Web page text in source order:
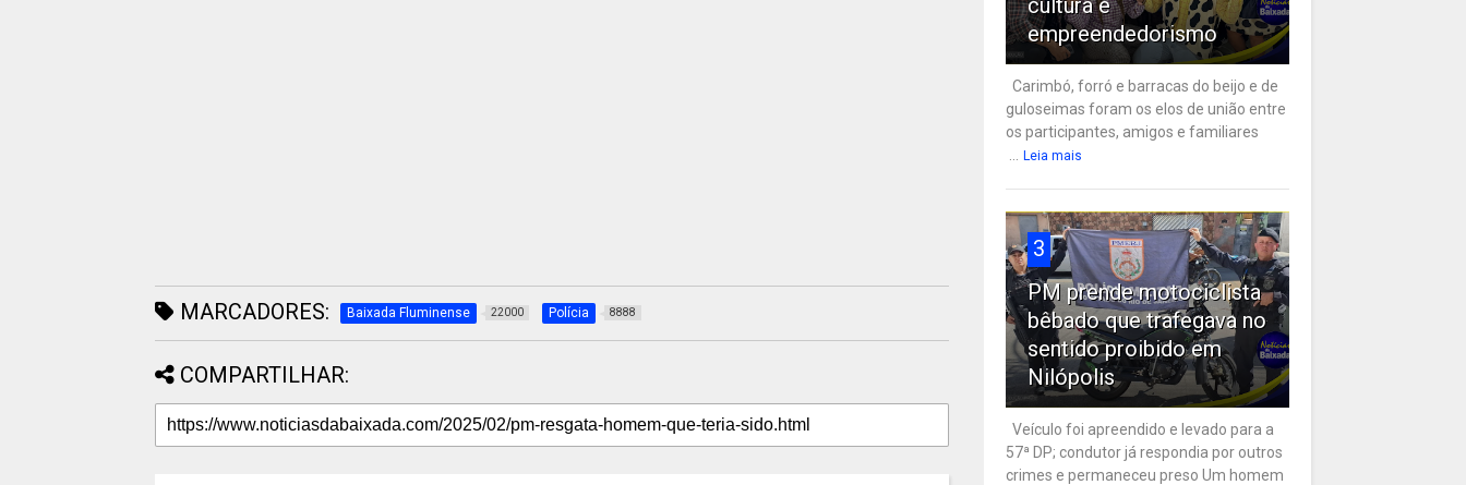
MARCADORES: Baixada Fluminense 22000 Polícia 8888
COMPARTILHAR:
cultura e
empreendedorismo
Carimbó, forró e barracas do beijo e de
guloseimas foram os elos de união entre
os participantes, amigos e familiares
... Leia mais
3
PM prende motociclista
bêbado que trafegava no
sentido proibido em
Nilópolis
Veículo foi apreendido e levado para a
57ª DP; condutor já respondia por outros
crimes e permaneceu preso Um homem